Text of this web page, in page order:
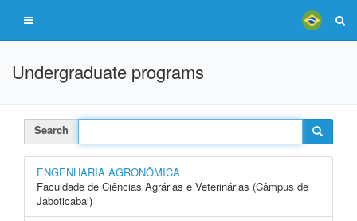
Undergraduate programs
Search
ENGENHARIA AGRONÔMICA
Faculdade de Ciências Agrárias e Veterinárias (Câmpus de
Jaboticabal)